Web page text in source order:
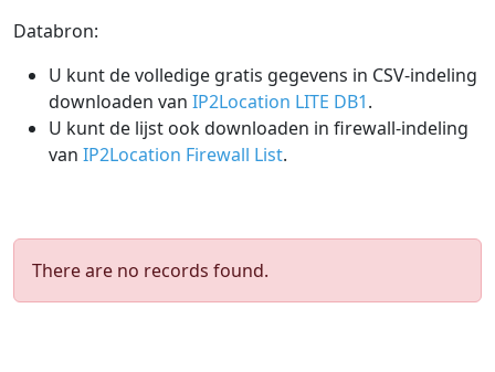
Databron:
U kunt de volledige gratis gegevens in CSV-indeling
downloaden van IP2Location LITE DB1.
U kunt de lijst ook downloaden in firewall-indeling
van IP2Location Firewall List.
There are no records found.